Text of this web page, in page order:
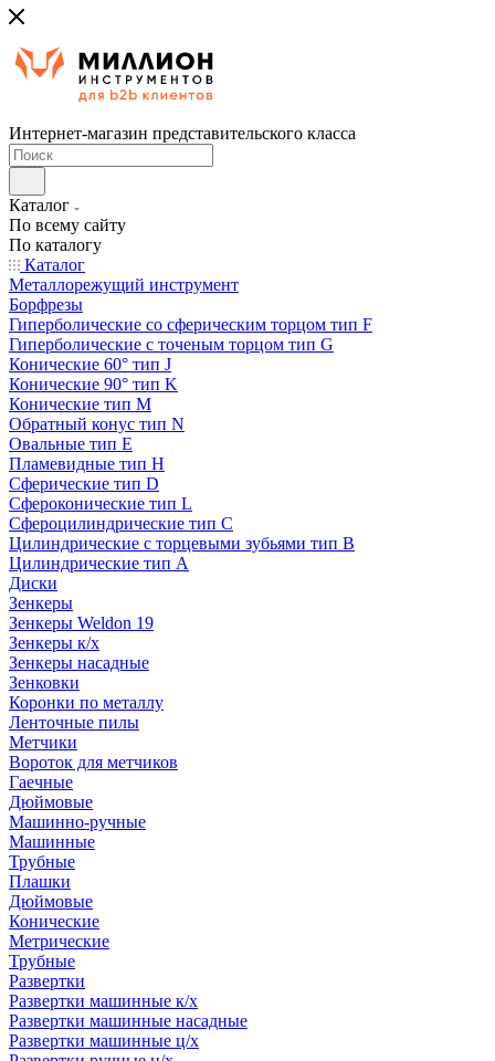
Интернет-магазин представительского класса
Каталог
По всему сайту
По каталогу
Каталог
Металлорежущий инструмент
Борфрезы
Гиперболические cо сферическим торцом тип F
Гиперболические с точеным торцом тип G
Конические 60° тип J
Конические 90° тип K
Конические тип M
Обратный конус тип N
Овальные тип E
Пламевидные тип H
Сферические тип D
Сфероконические тип L
Сфероцилиндрические тип C
Цилиндрические с торцевыми зубьями тип B
Цилиндрические тип А
Диски
Зенкеры
Зенкеры Weldon 19
Зенкеры к/х
Зенкеры насадные
Зенковки
Коронки по металлу
Ленточные пилы
Метчики
Вороток для метчиков
Гаечные
Дюймовые
Машинно-ручные
Машинные
Трубные
Плашки
Дюймовые
Конические
Метрические
Трубные
Развертки
Развертки машинные к/х
Развертки машинные насадные
Развертки машинные ц/х